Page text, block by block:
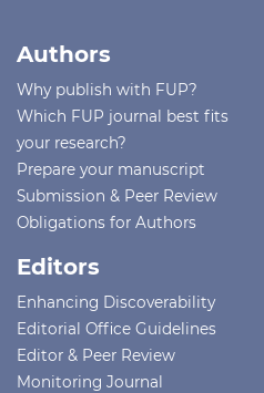
Authors
Why publish with FUP?
Which FUP journal best fits
your research?
Prepare your manuscript
Submission & Peer Review
Obligations for Authors
Editors
Enhancing Discoverability
Editorial Office Guidelines
Editor & Peer Review
Monitoring Journal